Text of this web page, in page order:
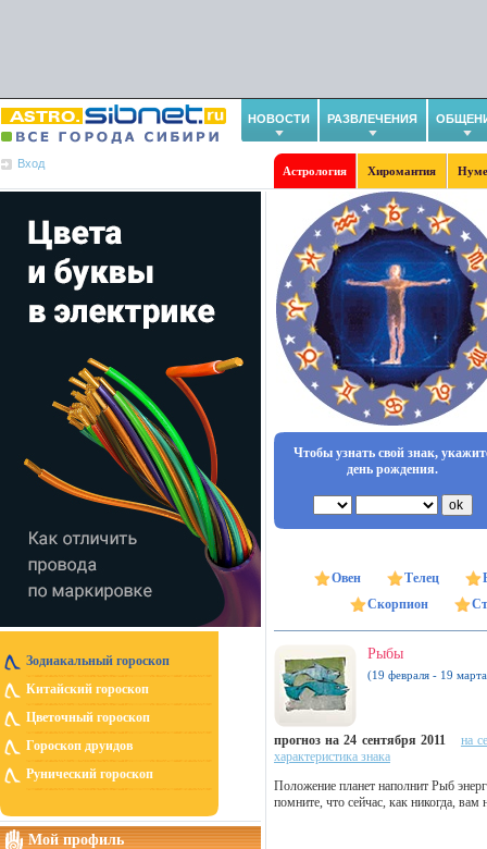
НОВОСТИ РАЗВЛЕЧЕНИЯ
Вход
Астрология Хиромантия
Зодиакальный гороскоп
Китайский гороскоп
Цветочный гороскоп
Гороскоп друидов
Рунический гороскоп
Мой профиль
Чтобы узнать свой знак,
день рождения.
Овен Телец
Скорпион
Рыбы
(19 февраля - 19
прогноз на 24 сентября 2011
на
характеристика знака
Положение планет наполнит Рыб
помните, что сейчас, как никогда,